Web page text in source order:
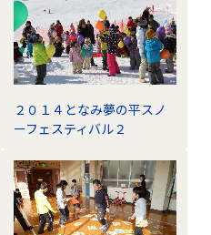
２０１４となみ夢の平スノ
ーフェスティバル２